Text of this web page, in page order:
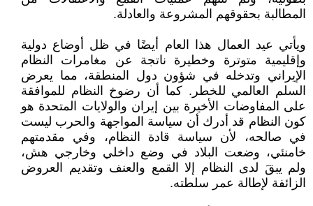
المطالبة بحقوقهم المشروعة والعادلة.
ويأتي عيد العمال هذا العام أيضًا في ظل أوضاع دولية
وإقليمية متوترة وخطيرة ناتجة عن مغامرات النظام
الإيراني وتدخله في شؤون دول المنطقة، مما يعرض
السلم العالمي للخطر. كما أن رضوخ النظام للموافقة
على المفاوضات الأخيرة بين إيران والولايات المتحدة هو
كون النظام قد أدرك أن سياسة المواجهة والحرب ليست
في صالحه، لأن سياسة قادة النظام، وفي مقدمتهم
خامنئي، وضعت البلاد في وضع داخلي وخارجي هش،
ولم يبقَ لدى النظام إلا القمع والعنف وتقديم العروض
الزائفة لإطالة عمر سلطته.